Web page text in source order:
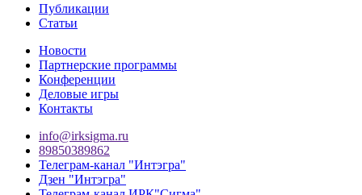
Публикации
Статьи
Новости
Партнерские программы
Конференции
Деловые игры
Контакты
info@irksigma.ru
89850389862
Телеграм-канал "Интэгра"
Дзен "Интэгра"